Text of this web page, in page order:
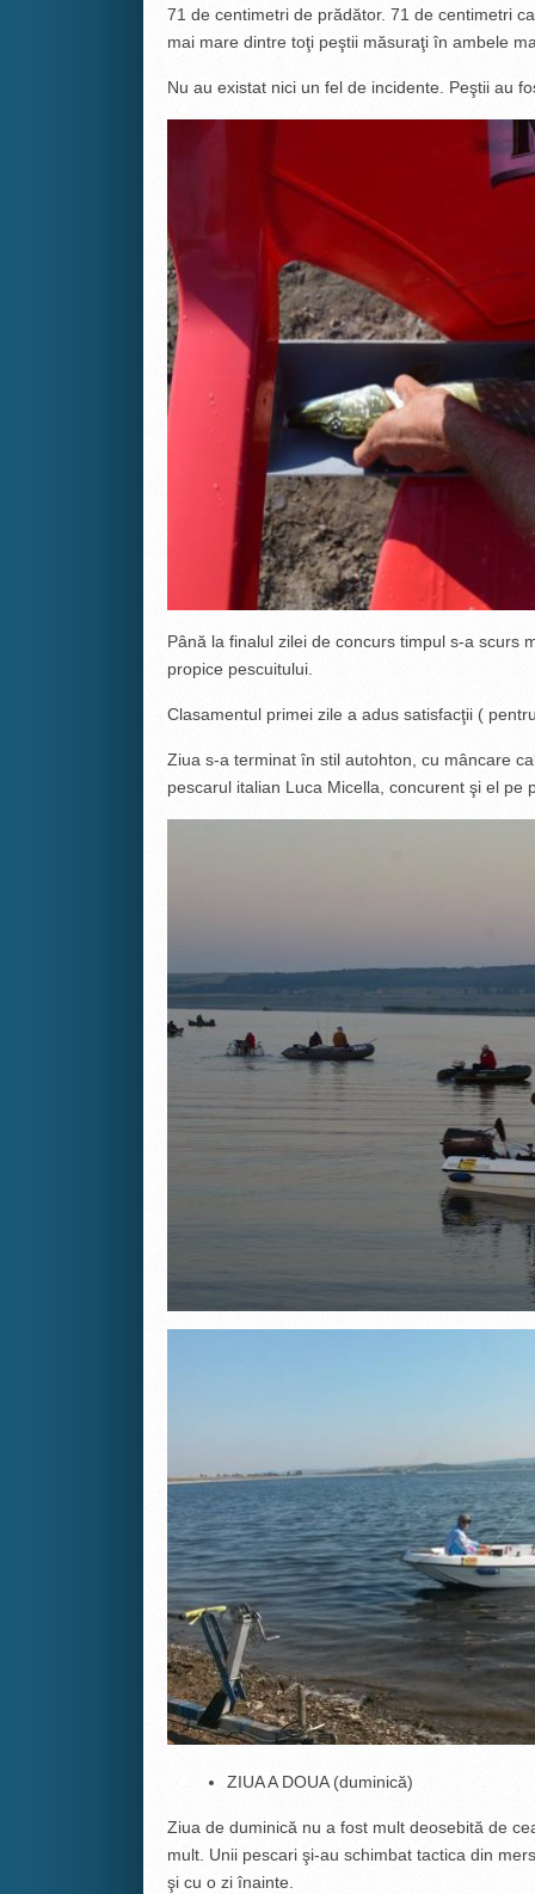
71 de centimetri de prădător. 71 de centimetri
mai mare dintre toţi peştii măsuraţi în ambele
Nu au existat nici un fel de incidente. Peştii au
Până la finalul zilei de concurs timpul s-a scurs
propice pescuitului.
Clasamentul primei zile a adus satisfacţii (
Ziua s-a terminat în stil autohton, cu mâncare
pescarul italian Luca Micella, concurent şi el pe
ZIUA A DOUA (duminică)
Ziua de duminică nu a fost mult deosebită de
mult. Unii pescari şi-au schimbat tactica din
şi cu o zi înainte.